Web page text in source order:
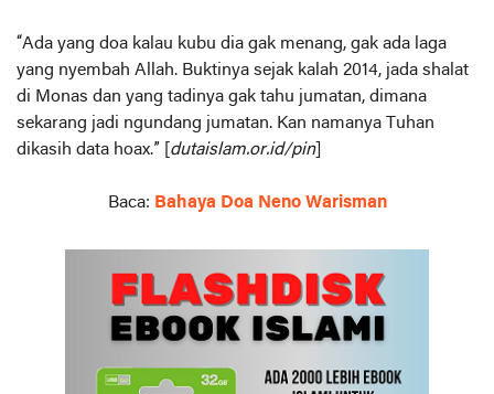
“Ada yang doa kalau kubu dia gak menang, gak ada laga
yang nyembah Allah. Buktinya sejak kalah 2014, jada shalat
di Monas dan yang tadinya gak tahu jumatan, dimana
sekarang jadi ngundang jumatan. Kan namanya Tuhan
dikasih data hoax.” [ dutaislam.or.id/pin]
Baca: Bahaya Doa Neno Warisman